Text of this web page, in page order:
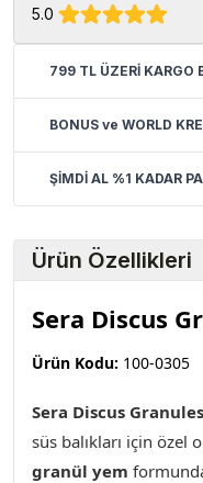
5.0
799 TL ÜZERİ KARGO
BONUS ve WORLD
ŞİMDİ AL %1 KADAR
Ürün Özellikleri
Sera Discus
Ürün Kodu: 100-0305
Sera Discus Granules
süs balıkları için özel
granül yem